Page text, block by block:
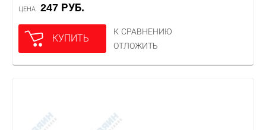
ЦЕНА 247 РУБ.
КУПИТЬ
К СРАВНЕНИЮ
ОТЛОЖИТЬ